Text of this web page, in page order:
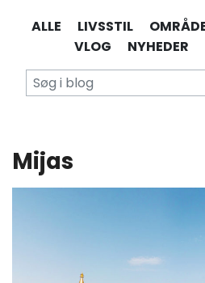
ALLE LIVSSTIL
VLOG
NYHEDER
Mijas